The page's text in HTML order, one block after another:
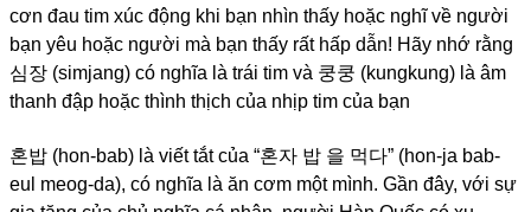
cơn đau tim xúc động khi bạn nhìn thấy hoặc nghĩ về người
bạn yêu hoặc người mà bạn thấy rất hấp dẫn! Hãy nhớ rằng
심장 (simjang) có nghĩa là trái tim và 쿵쿵 (kungkung) là âm
thanh đập hoặc thình thịch của nhịp tim của bạn
혼밥 (hon-bab) là viết tắt của “혼자 밥 을 먹다” (hon-ja bab-
eul meog-da), có nghĩa là ăn cơm một mình. Gần đây, với sự